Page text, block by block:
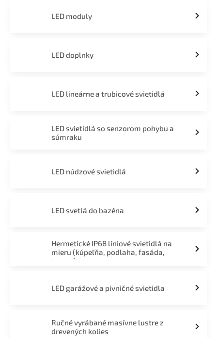
LED moduly
LED doplnky
LED lineárne a trubicové svietidlá
LED svietidlá so senzorom pohybu a
súmraku
LED núdzové svietidlá
LED svetlá do bazéna
Hermetické IP68 líniové svietidlá na
mieru (kúpeľňa, podlaha, fasáda,
terasa)
LED garážové a pivničné svietidla
Ručné vyrábané masívne lustre z
drevených kolies